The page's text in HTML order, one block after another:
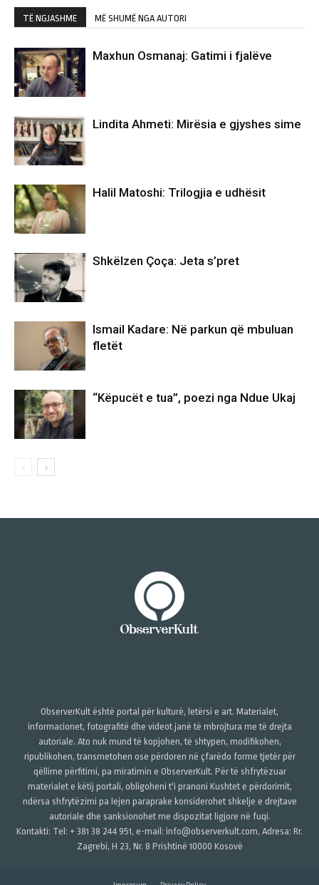
TË NGJASHME MË SHUMË NGA AUTORI
Maxhun Osmanaj: Gatimi i fjalëve
Lindita Ahmeti: Mirësia e gjyshes sime
Halil Matoshi: Trilogjia e udhësit
Shkëlzen Çoça: Jeta s’pret
Ismail Kadare: Në parkun që mbuluan
fletët
“Këpucët e tua”, poezi nga Ndue Ukaj
ObserverKult është portal për kulturë, letërsi e art. Materialet,
informacionet, fotografitë dhe videot janë të mbrojtura me të drejta
autoriale. Ato nuk mund të kopjohen, të shtypen, modifikohen,
ripublikohen, transmetohen ose përdoren në çfarëdo forme tjetër për
qëllime përfitimi, pa miratimin e ObserverKult. Për të shfrytëzuar
materialet e këtij portali, obligoheni t'i pranoni Kushtet e përdorimit,
ndërsa shfrytëzimi pa lejen paraprake konsiderohet shkelje e drejtave
autoriale dhe sanksionohet me dispozitat ligjore në fuqi.
Kontakti: Tel: + 381 38 244 951, e-mail: info@observerkult.com, Adresa: Rr.
Zagrebi, H 23, Nr. 8 Prishtinë 10000 Kosovë